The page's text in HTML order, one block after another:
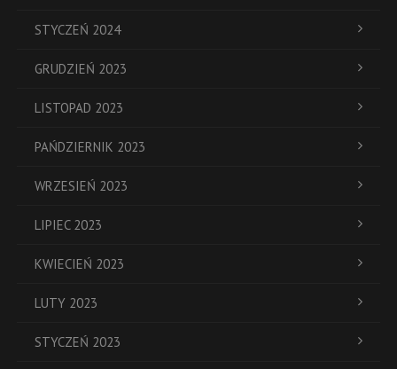
STYCZEŃ 2024
GRUDZIEŃ 2023
LISTOPAD 2023
PAŃDZIERNIK 2023
WRZESIEŃ 2023
LIPIEC 2023
KWIECIEŃ 2023
LUTY 2023
STYCZEŃ 2023